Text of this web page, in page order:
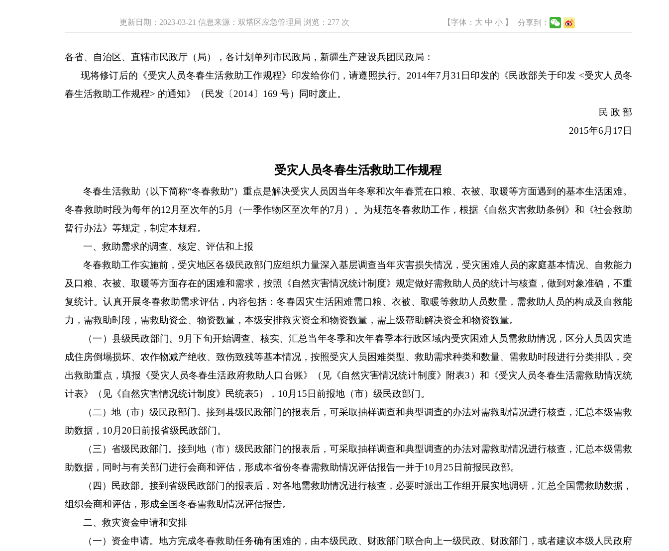
更新日期：2023-03-21 信息来源：双塔区应急管理局 浏览： 277 次 【字体： 大 中 小 】 分享到：
各省、自治区、直辖市民政厅（局），各计划单列市民政局，新疆生产建设兵团民政局：
现将修订后的《受灾人员冬春生活救助工作规程》印发给你们，请遵照执行。2014年7月31日印发的《民政部关于印发 <受灾人员冬
春生活救助工作规程> 的通知》（民发〔2014〕169 号）同时废止。
民 政 部
2015年6月17日
受灾人员冬春生活救助工作规程
冬春生活救助（以下简称“冬春救助”）重点是解决受灾人员因当年冬寒和次年春荒在口粮、衣被、取暖等方面遇到的基本生活困难。
冬春救助时段为每年的12月至次年的5月（一季作物区至次年的7月）。为规范冬春救助工作，根据《自然灾害救助条例》和《社会救助
暂行办法》等规定，制定本规程。
一、救助需求的调查、核定、评估和上报
冬春救助工作实施前，受灾地区各级民政部门应组织力量深入基层调查当年灾害损失情况，受灾困难人员的家庭基本情况、自救能力
及口粮、衣被、取暖等方面存在的困难和需求，按照《自然灾害情况统计制度》规定做好需救助人员的统计与核查，做到对象准确，不重
复统计。认真开展冬春救助需求评估，内容包括：冬春因灾生活困难需口粮、衣被、取暖等救助人员数量，需救助人员的构成及自救能
力，需救助时段，需救助资金、物资数量，本级安排救灾资金和物资数量，需上级帮助解决资金和物资数量。
（一）县级民政部门。9月下旬开始调查、核实、汇总当年冬季和次年春季本行政区域内受灾困难人员需救助情况，区分人员因灾造
成住房倒塌损坏、农作物减产绝收、致伤致残等基本情况，按照受灾人员困难类型、救助需求种类和数量、需救助时段进行分类排队，突
出救助重点，填报《受灾人员冬春生活政府救助人口台账》（见《自然灾害情况统计制度》附表3）和《受灾人员冬春生活需救助情况统
计表》（见《自然灾害情况统计制度》民统表5），10月15日前报地（市）级民政部门。
（二）地（市）级民政部门。接到县级民政部门的报表后，可采取抽样调查和典型调查的办法对需救助情况进行核查，汇总本级需救
助数据，10月20日前报省级民政部门。
（三）省级民政部门。接到地（市）级民政部门的报表后，可采取抽样调查和典型调查的办法对需救助情况进行核查，汇总本级需救
助数据，同时与有关部门进行会商和评估，形成本省份冬春需救助情况评估报告一并于10月25日前报民政部。
（四）民政部。接到省级民政部门的报表后，对各地需救助情况进行核查，必要时派出工作组开展实地调研，汇总全国需救助数据，
组织会商和评估，形成全国冬春需救助情况评估报告。
二、救灾资金申请和安排
（一）资金申请。地方完成冬春救助任务确有困难的，由本级民政、财政部门联合向上一级民政、财政部门，或者建议本级人民政府